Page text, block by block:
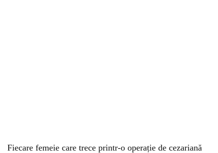
Fiecare femeie care trece printr-o operație de cezariană